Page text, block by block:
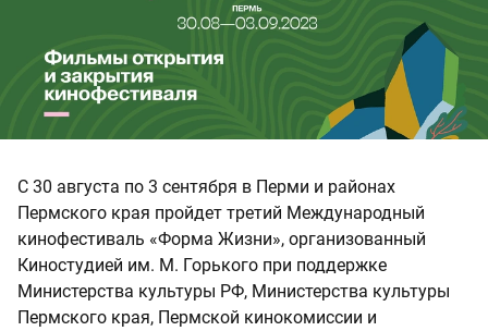
С 30 августа по 3 сентября в Перми и районах
Пермского края пройдет третий Международный
кинофестиваль «Форма Жизни», организованный
Киностудией им. М. Горького при поддержке
Министерства культуры РФ, Министерства культуры
Пермского края, Пермской кинокомиссии и